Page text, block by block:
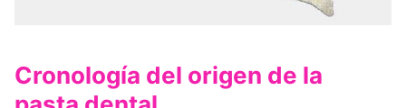
Cronología del origen de la